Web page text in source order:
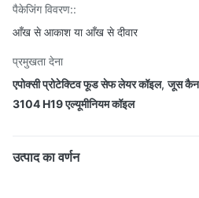
पैकेजिंग विवरण::
आँख से आकाश या आँख से दीवार
प्रमुखता देना
एपोक्सी प्रोटेक्टिव फूड सेफ लेयर कॉइल,जूस कैन
3104 H19 एल्यूमीनियम कॉइल
उत्पाद का वर्णन